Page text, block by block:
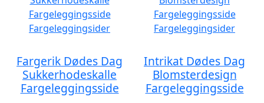
Fargerik Dødes Dag
Sukkerhodeskalle
Fargeleggingsside
Intrikat Dødes Dag
Blomsterdesign
Fargeleggingsside